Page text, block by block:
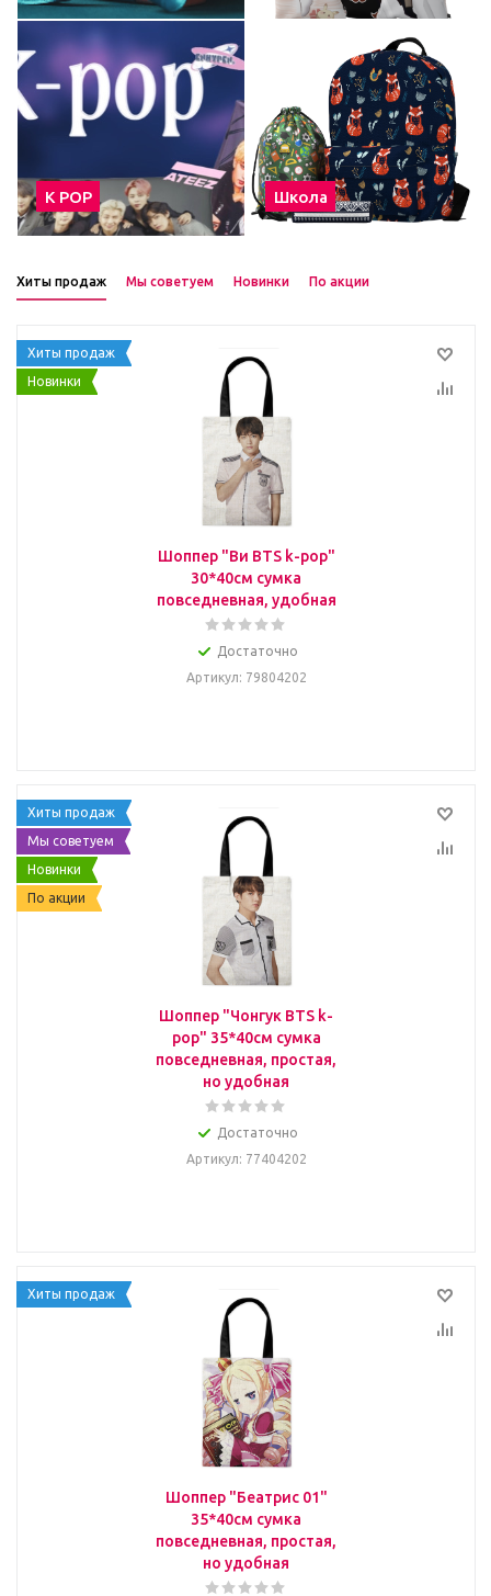
К POP Школа
Хиты продаж Мы советуем Новинки По акции
Хиты продаж
Новинки
Шоппер "Ви BTS k-pop"
30*40см сумка
повседневная, удобная
Достаточно
Артикул: 79804202
Хиты продаж
Мы советуем
Новинки
По акции
Шоппер "Чонгук BTS k-
pop" 35*40см сумка
повседневная, простая,
но удобная
Достаточно
Артикул: 77404202
Хиты продаж
Шоппер "Беатрис 01"
35*40см сумка
повседневная, простая,
но удобная